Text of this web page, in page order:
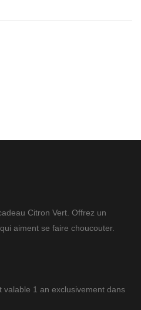
Citron Vert. Offrez un
aiment se faire choucouter.
valable 1 an exclusivement dans